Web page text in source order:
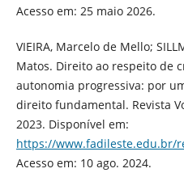
Acesso em: 25 maio 2026.
VIEIRA, Marcelo de Mello;
Matos. Direito ao respeito de
autonomia progressiva: por
direito fundamental. Revista
2023. Disponível em:
https://www.fadileste.edu.br/
Acesso em: 10 ago. 2024.